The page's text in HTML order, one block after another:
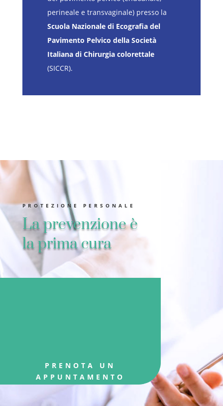
perineale e transvaginale) presso la
Scuola Nazionale di Ecografia del
Pavimento Pelvico della Società
Italiana di Chirurgia colorettale
(SICCR).
PROTEZIONE PERSONALE
La prevenzione è
la prima cura
PRENOTA UN
APPUNTAMENTO